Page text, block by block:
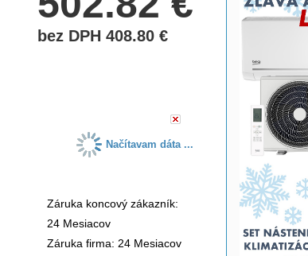
bez DPH 408.80€
Načítavam dáta ...
Záruka koncový zákazník:
24 Mesiacov
Záruka firma: 24 Mesiacov